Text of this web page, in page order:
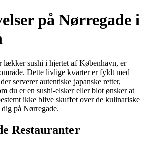
på Nørregade i
lækker sushi i hjertet af København, er
Dette livlige kvarter er fyldt med
serverer autentiske japanske retter,
du er en sushi-elsker eller blot ønsker at
ikke blive skuffet over de kulinariske
på Nørregade.
Restauranter